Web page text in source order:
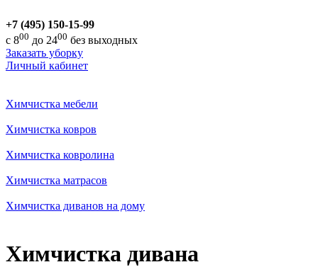
+7 (495) 150-15-99
с 800 до 2400 без выходных
Заказать уборку
Личный кабинет
Химчистка мебели
Химчистка ковров
Химчистка ковролина
Химчистка матрасов
Химчистка диванов на дому
Химчистка дивана